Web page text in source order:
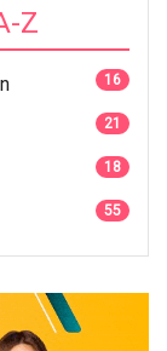
Z
16
21
18
55